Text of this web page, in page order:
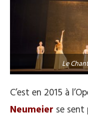
Le
C’est en 2015 à
Neumeier se